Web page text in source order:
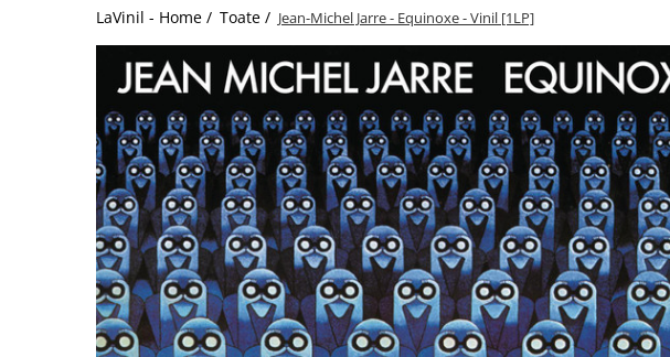
LaVinil - Home / Toate / Jean-Michel Jarre - Equinoxe - Vinil [1LP]